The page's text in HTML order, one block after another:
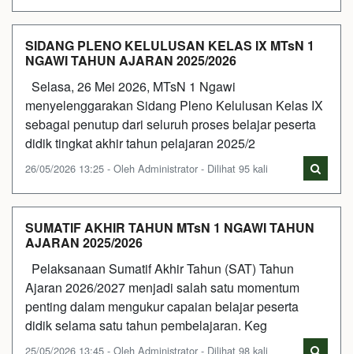
SIDANG PLENO KELULUSAN KELAS IX MTsN 1
NGAWI TAHUN AJARAN 2025/2026
Selasa, 26 Mei 2026, MTsN 1 Ngawi
menyelenggarakan Sidang Pleno Kelulusan Kelas IX
sebagai penutup dari seluruh proses belajar peserta
didik tingkat akhir tahun pelajaran 2025/2
26/05/2026 13:25 - Oleh Administrator - Dilihat 95 kali
SUMATIF AKHIR TAHUN MTsN 1 NGAWI TAHUN
AJARAN 2025/2026
Pelaksanaan Sumatif Akhir Tahun (SAT) Tahun
Ajaran 2026/2027 menjadi salah satu momentum
penting dalam mengukur capaian belajar peserta
didik selama satu tahun pembelajaran. Keg
25/05/2026 13:45 - Oleh Administrator - Dilihat 98 kali